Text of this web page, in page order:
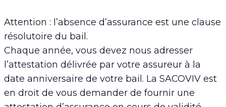
Attention : l’absence d’assurance est une clause
résolutoire du bail.
Chaque année, vous devez nous adresser
l’attestation délivrée par votre assureur à la
date anniversaire de votre bail. La SACOVIV est
en droit de vous demander de fournir une